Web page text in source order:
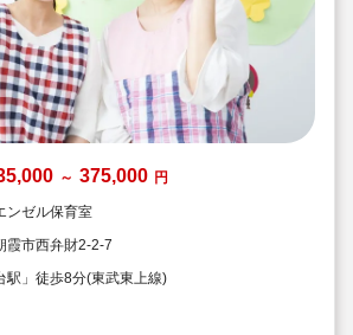
～ 375,000 円
ンゼル保育室
霞市西弁財2-2-7
駅」徒歩8分(東武東上線)